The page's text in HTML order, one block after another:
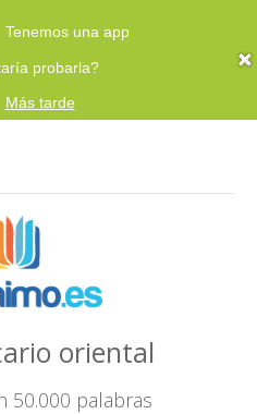
una app
probarla?
Más tarde
oriental
50.000 palabras